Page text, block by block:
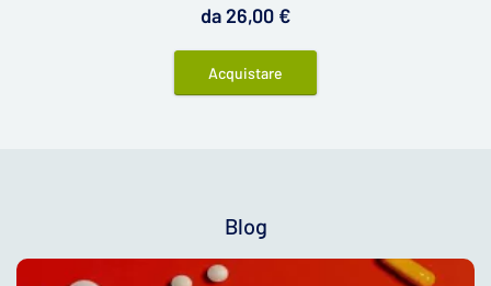
contro l'eiaculazione precoce - dapoxetina.
da 26,00 €
Acquistare
Blog